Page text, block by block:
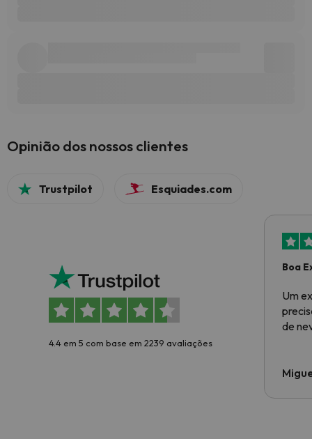
Opinião dos nossos clientes
Trustpilot Esquiades.com
4.4 em 5 com base em 2239 avaliações
Boa
Um
de